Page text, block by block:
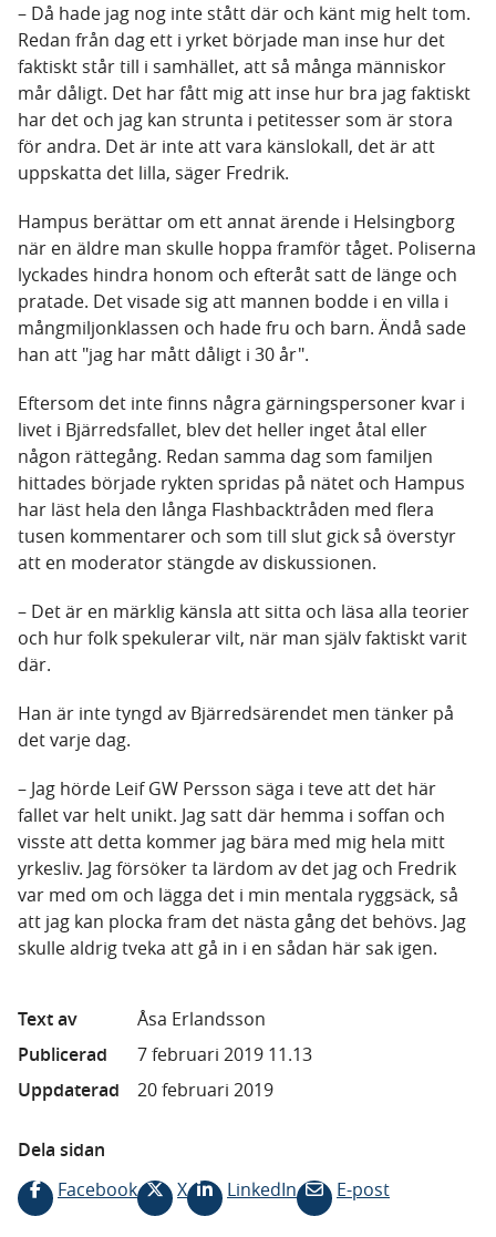
– Då hade jag nog inte stått där och känt mig helt tom.
Redan från dag ett i yrket började man inse hur det
faktiskt står till i samhället, att så många människor
mår dåligt. Det har fått mig att inse hur bra jag faktiskt
har det och jag kan strunta i petitesser som är stora
för andra. Det är inte att vara känslokall, det är att
uppskatta det lilla, säger Fredrik.
Hampus berättar om ett annat ärende i Helsingborg
när en äldre man skulle hoppa framför tåget. Poliserna
lyckades hindra honom och efteråt satt de länge och
pratade. Det visade sig att mannen bodde i en villa i
mångmiljonklassen och hade fru och barn. Ändå sade
han att "jag har mått dåligt i 30 år".
Eftersom det inte finns några gärningspersoner kvar i
livet i Bjärredsfallet, blev det heller inget åtal eller
någon rättegång. Redan samma dag som familjen
hittades började rykten spridas på nätet och Hampus
har läst hela den långa Flashbacktråden med flera
tusen kommentarer och som till slut gick så överstyr
att en moderator stängde av diskussionen.
– Det är en märklig känsla att sitta och läsa alla teorier
och hur folk spekulerar vilt, när man själv faktiskt varit
där.
Han är inte tyngd av Bjärredsärendet men tänker på
det varje dag.
– Jag hörde Leif GW Persson säga i teve att det här
fallet var helt unikt. Jag satt där hemma i soffan och
visste att detta kommer jag bära med mig hela mitt
yrkesliv. Jag försöker ta lärdom av det jag och Fredrik
var med om och lägga det i min mentala ryggsäck, så
att jag kan plocka fram det nästa gång det behövs. Jag
skulle aldrig tveka att gå in i en sådan här sak igen.
Text av
Åsa Erlandsson
Publicerad
7 februari 2019 11.13
Uppdaterad
20 februari 2019
Dela sidan
Facebook
X LinkedIn E-post